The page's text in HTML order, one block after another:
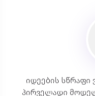
იდეების
პირველადი